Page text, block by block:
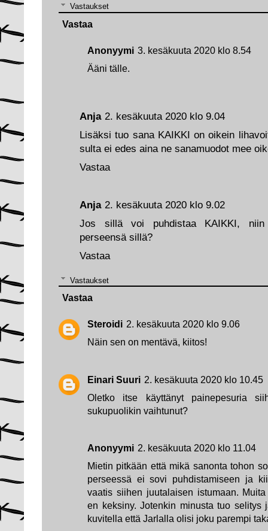
Anja 2. kesäkuuta 2020 klo 9.02
Jos sillä voi puhdistaa KAIKKI, niin
perseensä sillä?
Vastaa
Vastaukset
Steroidi 2. kesäkuuta 2020 klo 9.06
Näin sen on mentävä, kiitos!
Einari Suuri 2. kesäkuuta 2020 klo 10.45
Oletko itse käyttänyt painepesuria
sukupuolikin vaihtunut?
Anonyymi 2. kesäkuuta 2020 klo 11.04
Mietin pitkään että mikä sanonta tohon
perseessä ei sovi puhdistamiseen ja
vaatis siihen juutalaisen istumaan.
en keksiny. Jotenkin minusta tuo selitys
kuvitella että Jarlalla olisi joku parempi
Vastaa
Anja 2. kesäkuuta 2020 klo 9.04
Lisäksi tuo sana KAIKKI on oikein
sulta ei edes aina ne sanamuodot mee
Vastaa
Vastaukset
Anonyymi 3. kesäkuuta 2020 klo 8.54
Ääni tälle.
Vastaa